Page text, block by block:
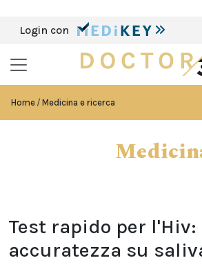
Login con
Home Medicina e ricerca
Test rapido per l'Hiv:
accuratezza su